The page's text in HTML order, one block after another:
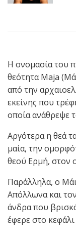
Η ονομασία του
θεότητα Maja
από την
εκείνης που
οποία ανάθρεψε
Αργότερα η θεά
μαία, την
θεού Ερμή, στον
Παράλληλα, ο
Απόλλωνα και
άνδρα που
έφερε στο